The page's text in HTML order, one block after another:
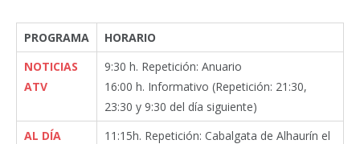
PROGRAMA
HORARIO
NOTICIAS
ATV
9:30 h. Repetición: Anuario
16:00 h. Informativo (Repetición: 21:30,
23:30 y 9:30 del día siguiente)
AL DÍA
11:15h. Repetición: Cabalgata de Alhaurín el